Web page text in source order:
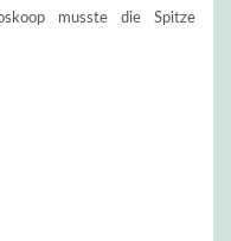
musste die Spitze